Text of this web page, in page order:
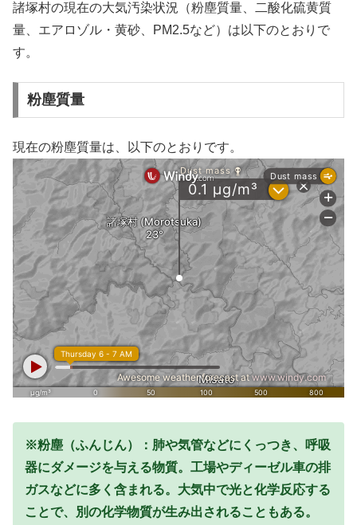
諸塚村の現在の大気汚染状況（粉塵質量、二酸化硫黄質
量、エアロゾル・黄砂、PM2.5など）は以下のとおりで
す。
粉塵質量
現在の粉塵質量は、以下のとおりです。
※粉塵（ふんじん）：肺や気管などにくっつき、呼吸
器にダメージを与える物質。工場やディーゼル車の排
ガスなどに多く含まれる。大気中で光と化学反応する
ことで、別の化学物質が生み出されることもある。